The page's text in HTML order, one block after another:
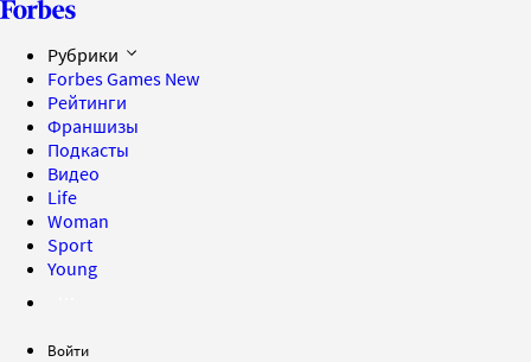
Рубрики
Forbes Games New
Рейтинги
Франшизы
Подкасты
Видео
Life
Woman
Sport
Young
Войти